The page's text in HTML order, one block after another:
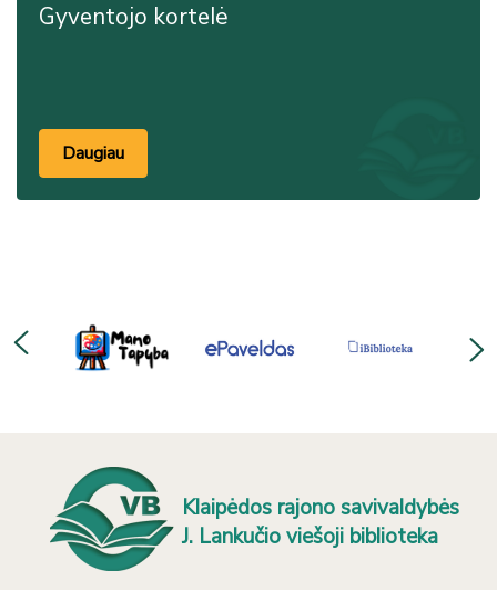
Gyventojo kortelė
Daugiau
Klaipėdos rajono savivaldybės
J. Lankučio viešoji biblioteka